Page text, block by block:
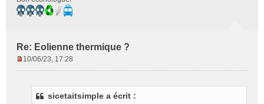
Re: Eolienne thermique ?
10/06/23, 17:28
sicetaitsimple a écrit :